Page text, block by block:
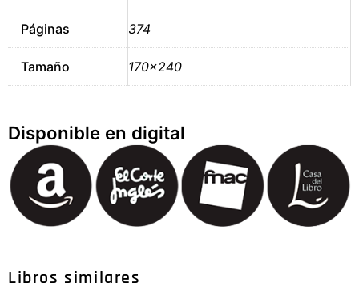
Páginas 374
Tamaño 170×240
Disponible en digital
Libros similares